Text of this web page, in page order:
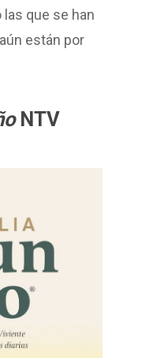
que se han
están por
NTV